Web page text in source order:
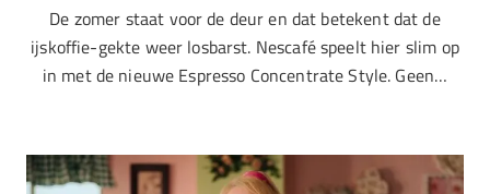
De zomer staat voor de deur en dat betekent dat de
ijskoffie-gekte weer losbarst. Nescafé speelt hier slim op
in met de nieuwe Espresso Concentrate Style. Geen…